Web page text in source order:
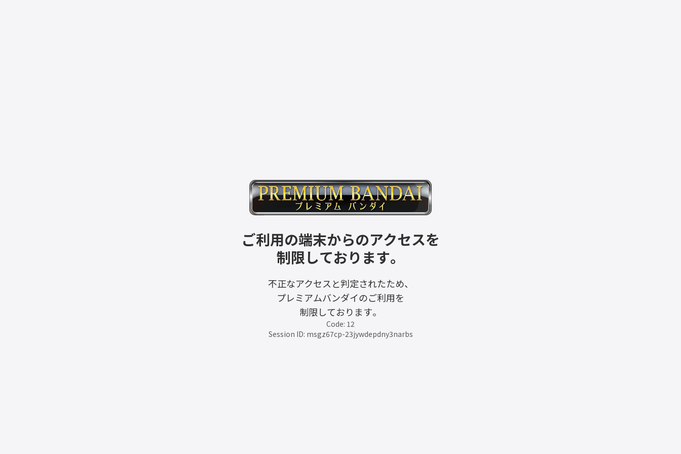
ご利用の端末からのアクセスを
制限しております。
不正なアクセスと判定されたため、
プレミアムバンダイのご利用を
制限しております。
Code: 12
Session ID: msgz67cp-23jywdepdny3narbs